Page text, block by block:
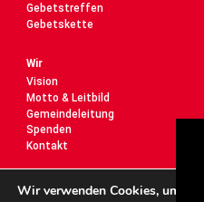
Gebetstreffen
Gebetskette
Wir
Vision
Motto & Leitbild
Gemeindeleitung
Spenden
Kontakt
Predigten
Wir verwenden Cookies, um dir